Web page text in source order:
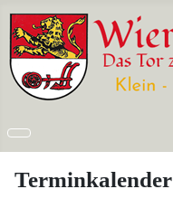
Terminkalender